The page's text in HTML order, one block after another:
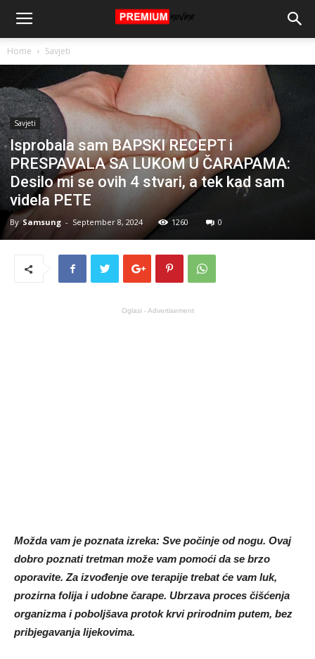
Home Savjeti
Savjeti
Isprobala sam BAPSKI RECEPT i
PRESPAVALA SA LUKOM U ČARAPAMA:
Desilo mi se ovih 4 stvari, a tek kad sam
videla PETE
By Samsung - September 8, 2024 1260 0
Oglasi - Advertisement
Možda vam je poznata izreka: Sve počinje od nogu. Ovaj
dobro poznati tretman može vam pomoći da se brzo
oporavite. Za izvođenje ove terapije trebat će vam luk,
prozirna folija i udobne čarape. Ubrzava proces čišćenja
organizma i poboljšava protok krvi prirodnim putem, bez
pribjegavanja lijekovima.